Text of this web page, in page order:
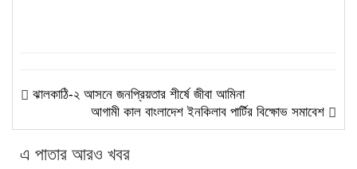
ঝালকাঠি-২ আসনে জনপ্রিয়তার শীর্ষে জীবা আমিনা
আগামী কাল বাংলাদেশ ইনকিলাব পার্টির বিক্ষোভ সমাবেশ
এ পাতার আরও খবর